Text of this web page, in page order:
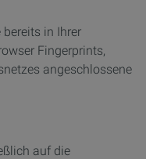
in Ihrer
Fingerprints,
angeschlossene
auf die